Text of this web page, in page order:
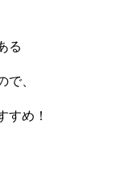
る
で、
すめ！